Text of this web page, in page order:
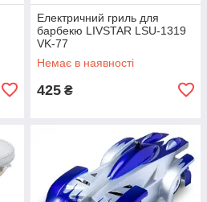
Електричний гриль для
барбекю LIVSTAR LSU-1319
VK-77
Немає в наявності
425 ₴